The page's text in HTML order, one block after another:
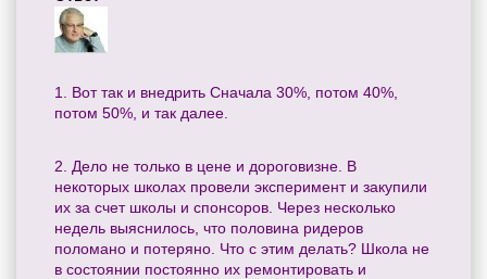
1. Вот так и внедрить Сначала 30%, потом 40%,
потом 50%, и так далее.
2. Дело не только в цене и дороговизне. В
некоторых школах провели эксперимент и закупили
их за счет школы и спонсоров. Через несколько
недель выяснилось, что половина ридеров
поломано и потеряно. Что с этим делать? Школа не
в состоянии постоянно их ремонтировать и